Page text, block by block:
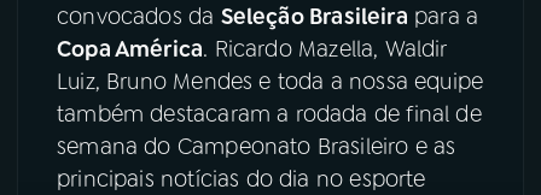
ACOMPANHE A RÁDIO NACIONAL
YouTube Facebook
Instagram X
convocados da Seleção Brasileira para a
Copa América. Ricardo Mazella, Waldir
Luiz, Bruno Mendes e toda a nossa equipe
também destacaram a rodada de final de
semana do Campeonato Brasileiro e as
principais notícias do dia no esporte